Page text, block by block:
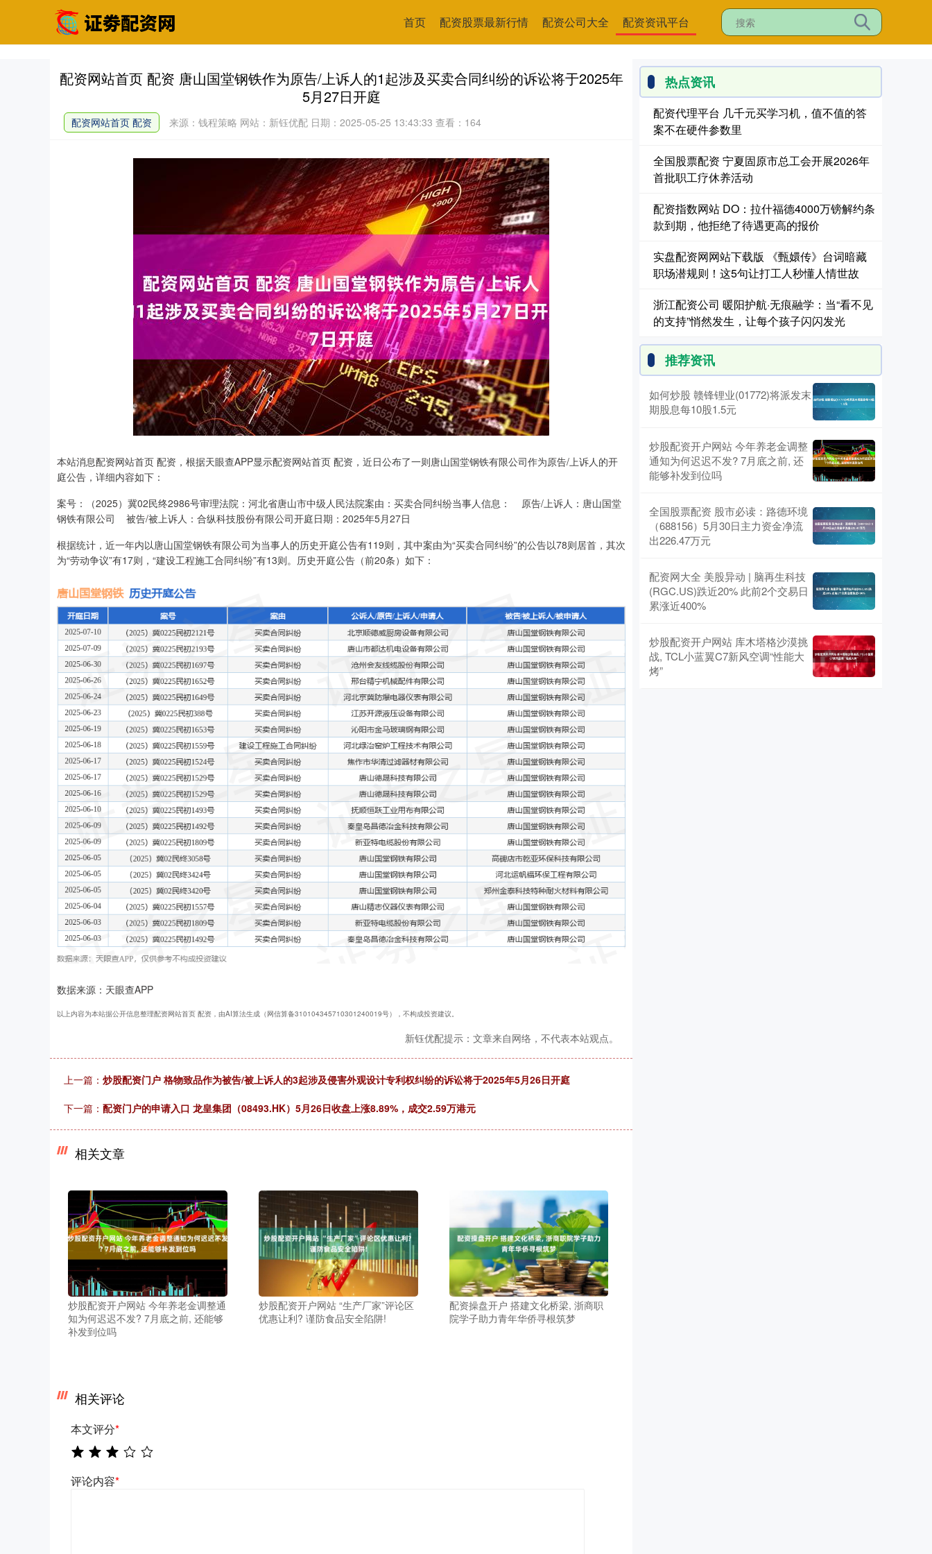
首页 配资股票最新行情 配资公司大全 配资资讯平台
配资网站首页 配资 唐山国堂钢铁作为原告/上诉人的1起涉及买卖合同纠纷的诉讼将于2025年
5月27日开庭
配资网站首页 配资 来源：钱程策略 网站：新钰优配 日期：2025-05-25 13:43:33 查看：164
本站消息配资网站首页 配资，根据天眼查APP显示配资网站首页 配资，近日公布了一则唐山国堂钢铁有限公司作为原告/上诉人的开
庭公告，详细内容如下：
案号：（2025）冀02民终2986号审理法院：河北省唐山市中级人民法院案由：买卖合同纠纷当事人信息： 原告/上诉人：唐山国堂
钢铁有限公司 被告/被上诉人：合纵科技股份有限公司开庭日期：2025年5月27日
根据统计，近一年内以唐山国堂钢铁有限公司为当事人的历史开庭公告有119则，其中案由为“买卖合同纠纷”的公告以78则居首，其次
为“劳动争议”有17则，“建设工程施工合同纠纷”有13则。历史开庭公告（前20条）如下：
数据来源：天眼查APP
以上内容为本站据公开信息整理配资网站首页 配资，由AI算法生成（网信算备310104345710301240019号），不构成投资建议。
新钰优配提示：文章来自网络，不代表本站观点。
上一篇： 炒股配资门户 格物致品作为被告/被上诉人的3起涉及侵害外观设计专利权纠纷的诉讼将于2025年5月26日开庭
下一篇： 配资门户的申请入口 龙皇集团（08493.HK）5月26日收盘上涨8.89%，成交2.59万港元
相关文章
炒股配资开户网站 今年养老金调整通
知为何迟迟不发? 7月底之前, 还能够
补发到位吗
炒股配资开户网站 “生产厂家”评论区
优惠让利? 谨防食品安全陷阱!
配资操盘开户 搭建文化桥梁, 浙商职
院学子助力青年华侨寻根筑梦
相关评论
本文评分*
评论内容*
热点资讯
配资代理平台 几千元买学习机，值不值的答
案不在硬件参数里
全国股票配资 宁夏固原市总工会开展2026年
首批职工疗休养活动
配资指数网站 DO：拉什福德4000万镑解约条
款到期，他拒绝了待遇更高的报价
实盘配资网网站下载版 《甄嬛传》台词暗藏
职场潜规则！这5句让打工人秒懂人情世故
浙江配资公司 暖阳护航·无痕融学：当“看不见
的支持”悄然发生，让每个孩子闪闪发光
推荐资讯
如何炒股 赣锋锂业(01772)将派发末
期股息每10股1.5元
炒股配资开户网站 今年养老金调整
通知为何迟迟不发? 7月底之前, 还
能够补发到位吗
全国股票配资 股市必读：路德环境
（688156）5月30日主力资金净流
出226.47万元
配资网大全 美股异动 | 脑再生科技
(RGC.US)跌近20% 此前2个交易日
累涨近400%
炒股配资开户网站 库木塔格沙漠挑
战, TCL小蓝翼C7新风空调“性能大
烤”